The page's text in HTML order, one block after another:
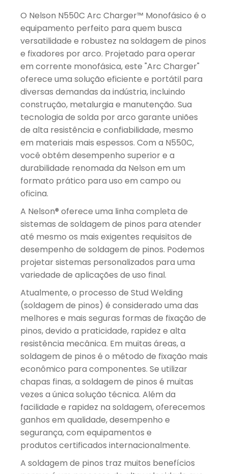
O Nelson N550C Arc Charger™ Monofásico é o
equipamento perfeito para quem busca
versatilidade e robustez na soldagem de pinos
e fixadores por arco. Projetado para operar
em corrente monofásica, este "Arc Charger"
oferece uma solução eficiente e portátil para
diversas demandas da indústria, incluindo
construção, metalurgia e manutenção. Sua
tecnologia de solda por arco garante uniões
de alta resistência e confiabilidade, mesmo
em materiais mais espessos. Com a N550C,
você obtém desempenho superior e a
durabilidade renomada da Nelson em um
formato prático para uso em campo ou
oficina.
A Nelson® oferece uma linha completa de
sistemas de soldagem de pinos para atender
até mesmo os mais exigentes requisitos de
desempenho de soldagem de pinos. Podemos
projetar sistemas personalizados para uma
variedade de aplicações de uso final.
Atualmente, o processo de Stud Welding
(soldagem de pinos) é considerado uma das
melhores e mais seguras formas de fixação de
pinos, devido a praticidade, rapidez e alta
resistência mecânica. Em muitas áreas, a
soldagem de pinos é o método de fixação mais
econômico para componentes. Se utilizar
chapas finas, a soldagem de pinos é muitas
vezes a única solução técnica. Além da
facilidade e rapidez na soldagem, oferecemos
ganhos em qualidade, desempenho e
segurança, com equipamentos e
produtos certificados internacionalmente.
A soldagem de pinos traz muitos benefícios